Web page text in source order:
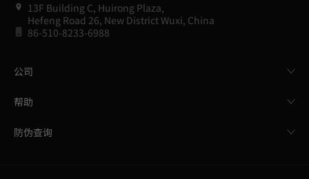
13F Building C, Huirong Plaza,
Hefeng Road 26, New District Wuxi, China
86-510-8233-6988
公司
帮助
防伪查询